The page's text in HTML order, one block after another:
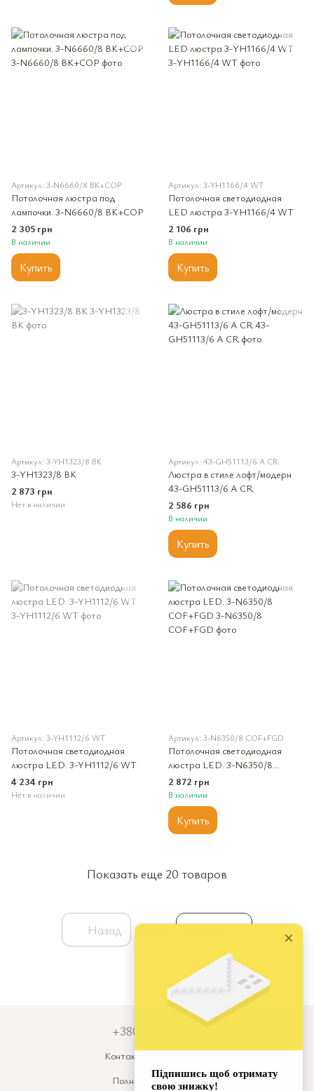
Артикул: 3-N6660/8 BK+COP
Потолочная люстра под
лампочки. 3-N6660/8 BK+COP
2 305 грн
В наличии
Купить
Артикул: 3-YH1166/4 WT
Потолочная светодиодная
LED люстра 3-YH1166/4 WT
2 106 грн
В наличии
Купить
Артикул: 3-YH1323/8 BK
3-YH1323/8 BK
2 873 грн
Нет в наличии
Артикул: 43-GH51113/6 A CR
Люстра в стиле лофт/модерн
43-GH51113/6 A CR
2 586 грн
В наличии
Купить
Артикул: 3-YH1112/6 WT
Потолочная светодиодная
люстра LED. 3-YH1112/6 WT
4 234 грн
Нет в наличии
Артикул: 3-N6350/8 COF+FGD
Потолочная светодиодная
люстра LED. 3-N6350/8
COF+FGD
2 872 грн
В наличии
Купить
Показать еще 20 товаров
Назад 1 Вперед
+380679931973
Контактная информация
Полная версия сайта